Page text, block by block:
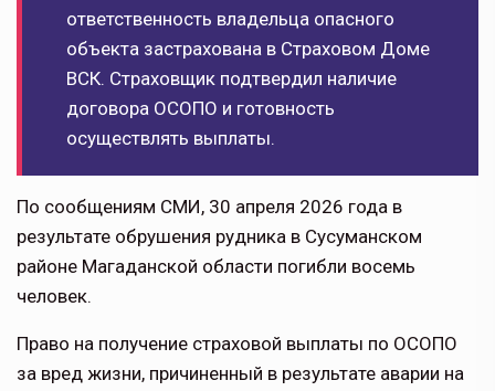
ответственность владельца опасного
объекта застрахована в Страховом Доме
ВСК. Страховщик подтвердил наличие
договора ОСОПО и готовность
осуществлять выплаты.
По сообщениям СМИ, 30 апреля 2026 года в
результате обрушения рудника в Сусуманском
районе Магаданской области погибли восемь
человек.
Право на получение страховой выплаты по ОСОПО
за вред жизни, причиненный в результате аварии на